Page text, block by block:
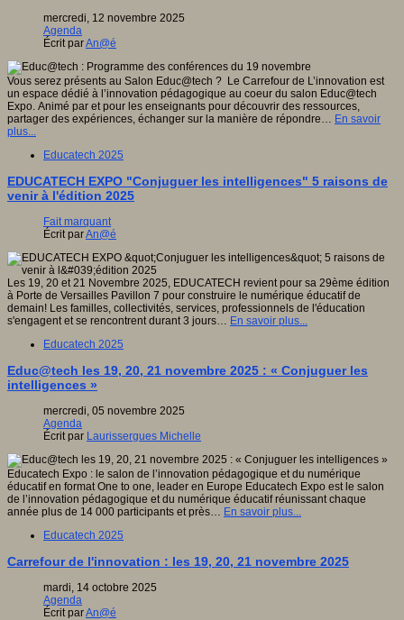
mercredi, 12 novembre 2025
Agenda
Écrit parAn@é
Vous serez présents au Salon Educ@tech ? Le Carrefour de L’innovation est
un espace dédié à l’innovation pédagogique au coeur du salon Educ@tech
Expo. Animé par et pour les enseignants pour découvrir des ressources,
partager des expériences, échanger sur la manière de répondre… En savoir
plus...
Educatech 2025
EDUCATECH EXPO "Conjuguer les intelligences" 5 raisons de
venir à l'édition 2025
Fait marquant
Écrit parAn@é
Les 19, 20 et 21 Novembre 2025, EDUCATECH revient pour sa 29ème édition
à Porte de Versailles Pavillon 7 pour construire le numérique éducatif de
demain! Les familles, collectivités, services, professionnels de l'éducation
s'engagent et se rencontrent durant 3 jours… En savoir plus...
Educatech 2025
Educ@tech les 19, 20, 21 novembre 2025 : « Conjuguer les
intelligences »
mercredi, 05 novembre 2025
Agenda
Écrit par Laurissergues Michelle
Educatech Expo : le salon de l’innovation pédagogique et du numérique
éducatif en format One to one, leader en Europe Educatech Expo est le salon
de l’innovation pédagogique et du numérique éducatif réunissant chaque
année plus de 14 000 participants et près… En savoir plus...
Educatech 2025
Carrefour de l'innovation : les 19, 20, 21 novembre 2025
mardi, 14 octobre 2025
Agenda
Écrit parAn@é